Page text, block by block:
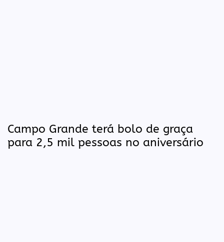
Campo Grande terá bolo de graça
para 2,5 mil pessoas no aniversário